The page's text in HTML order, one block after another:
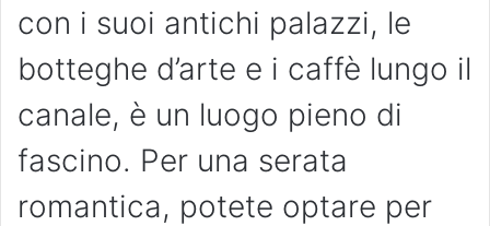
con i suoi antichi palazzi, le
botteghe d’arte e i caffè lungo il
canale, è un luogo pieno di
fascino. Per una serata
romantica, potete optare per